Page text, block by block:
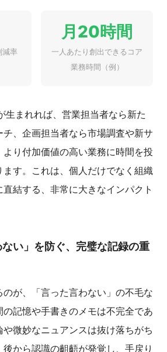
減率
月20時間
一人あたり創出できるコア
業務時間（例）
生まれれば、営業担当者なら新た
、企画担当者なら市場調査や新サ
り付加価値の高い業務に時間を投
す。これは、個人だけでなく組織
結する、非常に大きなインパクト
い」を防ぐ、完璧な記録の重
が、「言った言わない」の不毛な
記憶や手書きのメモは不完全であ
や微妙なニュアンスは抜け落ちがち
から認識の齟齬が発覚し、手戻り